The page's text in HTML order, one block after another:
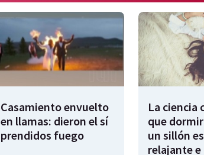
Casamiento envuelto
en llamas: dieron el sí
prendidos fuego
La ciencia
que
un sillón
relajante e